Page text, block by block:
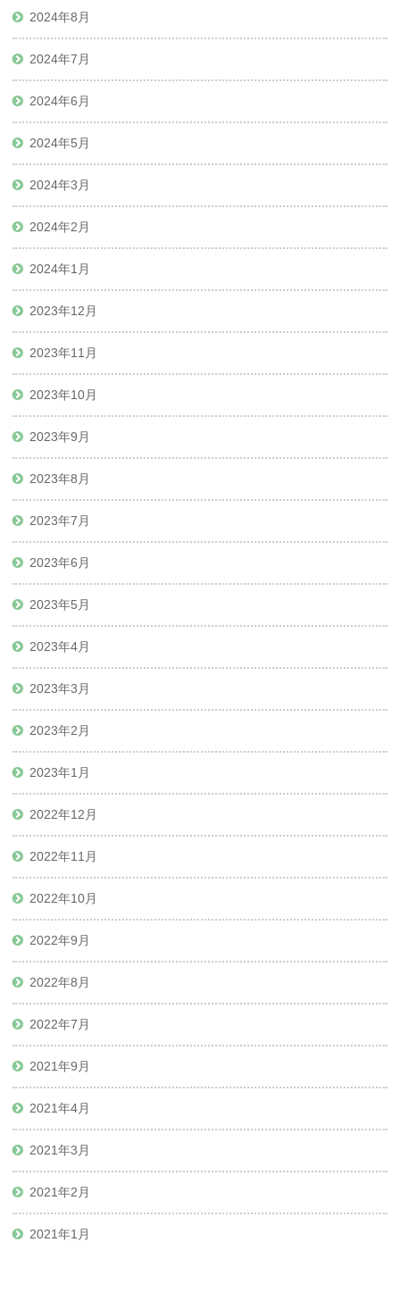
2024年8月
2024年7月
2024年6月
2024年5月
2024年3月
2024年2月
2024年1月
2023年12月
2023年11月
2023年10月
2023年9月
2023年8月
2023年7月
2023年6月
2023年5月
2023年4月
2023年3月
2023年2月
2023年1月
2022年12月
2022年11月
2022年10月
2022年9月
2022年8月
2022年7月
2021年9月
2021年4月
2021年3月
2021年2月
2021年1月